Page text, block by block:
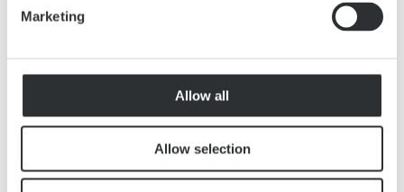
Marketing
Allow all
Allow selection
Lasciatevi
consigliare da
noi!